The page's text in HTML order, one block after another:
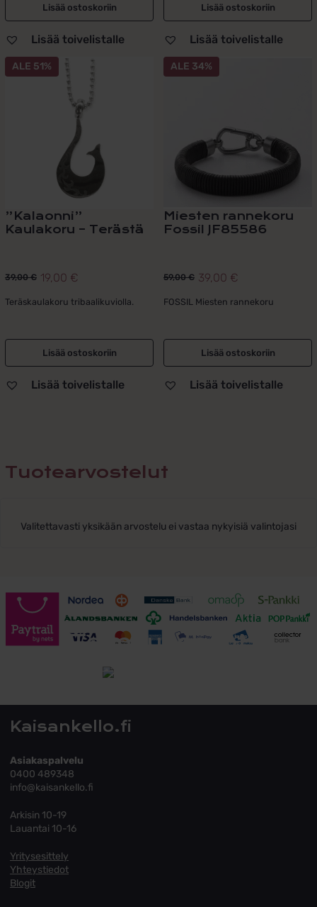
Lisää ostoskoriin
Lisää toivelistalle
Lisää ostoskoriin
Lisää toivelistalle
ALE 51%
”Kalaonni”
Kaulakoru – Terästä
39,00€
Alkuperäinen
hinta
39,00 €.
19,00 €
Nykyinen
hinta
19,00 €.
Teräskaulakoru tribaalikuviolla.
Lisää ostoskoriin
Lisää toivelistalle
ALE 34%
Miesten rannekoru
Fossil JF85586
59,00€
Alkuperäinen
hinta
59,00 €.
39,00 €
Nykyinen
hinta
39,00 €.
FOSSIL Miesten rannekoru
Lisää ostoskoriin
Lisää toivelistalle
Tuotearvostelut
Valitettavasti yksikään arvostelu ei vastaa nykyisiä valintojasi
Toimitusehdot
Kaisankello.fi
Asiakaspalvelu
0400 489348
info@kaisankello.fi
Arkisin 10-19
Lauantai 10-16
Yritysesittely
Yhteystiedot
Blogit